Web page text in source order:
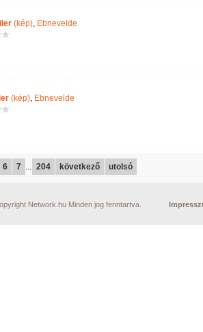
(kép), Ebnevelde
(kép), Ebnevelde
6 7 ... 204 következő utolsó
Network.hu Minden jog fenntartva.